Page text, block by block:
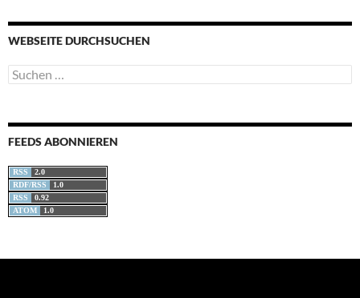
WEBSEITE DURCHSUCHEN
Suchen
nach:
FEEDS ABONNIEREN
RSS
2.0
RDF/RSS
1.0
RSS
0.92
ATOM
1.0